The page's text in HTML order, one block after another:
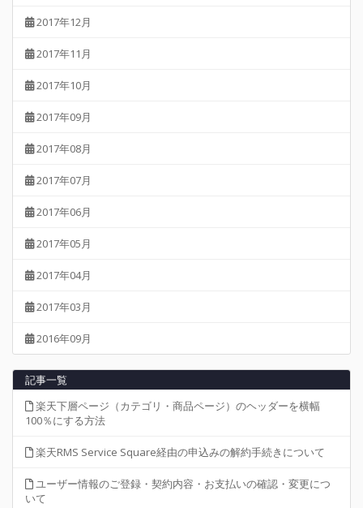
2017年12月
2017年11月
2017年10月
2017年09月
2017年08月
2017年07月
2017年06月
2017年05月
2017年04月
2017年03月
2016年09月
記事一覧
楽天下層ページ（カテゴリ・商品ページ）のヘッダーを横幅
100％にする方法
楽天RMS Service Square経由の申込みの解約手続きについて
ユーザー情報のご登録・契約内容・お支払いの確認・変更につ
いて